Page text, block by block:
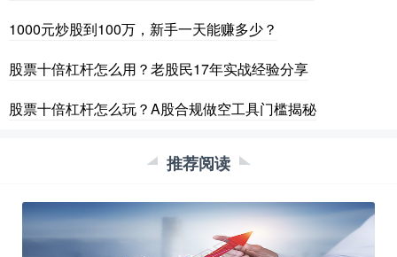
1000元炒股到100万，新手一天能赚多少？
股票十倍杠杆怎么用？老股民17年实战经验分享
股票十倍杠杆怎么玩？A股合规做空工具门槛揭秘
推荐阅读